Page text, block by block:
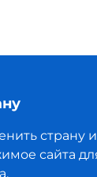
страну и
сайта